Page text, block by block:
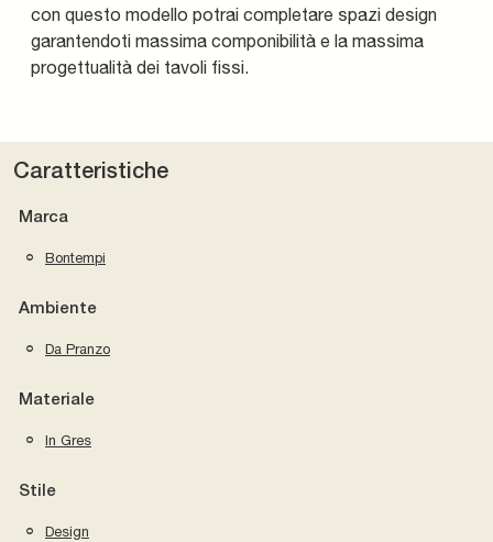
con questo modello potrai completare spazi design
garantendoti massima componibilità e la massima
progettualità dei tavoli fissi.
Caratteristiche
Marca
Bontempi
Ambiente
Da Pranzo
Materiale
In Gres
Stile
Design